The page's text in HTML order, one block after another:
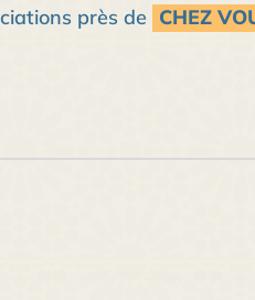
près de CHEZ